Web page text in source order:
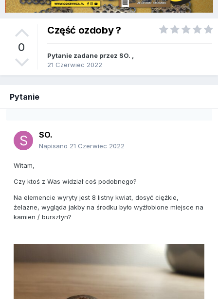
0
Część ozdoby ?
Pytanie zadane przez SO.
21 Czerwiec 2022
Pytanie
SO.
Napisano 21 Czerwiec 2022
Witam,
Czy ktoś z Was widział coś podobnego?
Na elemencie wyryty jest 8 listny kwiat, dosyć ciężkie,
żelazne, wygląda jakby na środku było wyżłobione miejsce na
kamien / bursztyn?